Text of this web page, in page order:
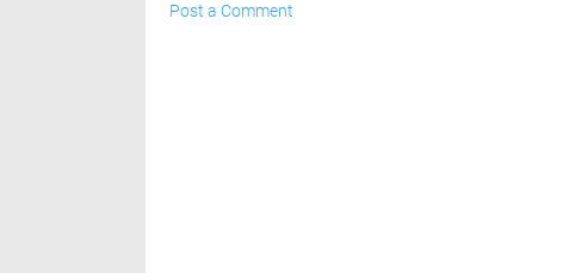
Post a Comment